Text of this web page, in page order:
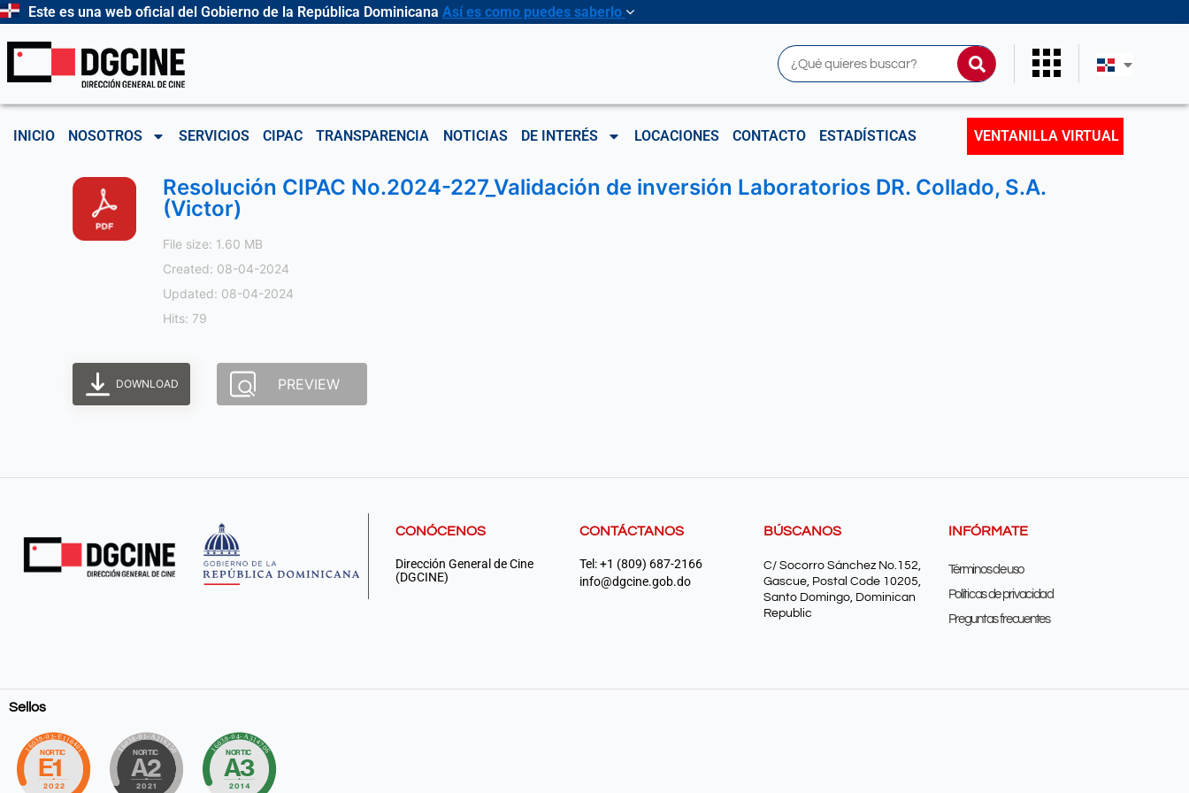
Ir
contenido
Este es una web oficial del Gobierno de la República Dominicana Así es como puedes saberlo
Buscar
INICIO NOSOTROS SERVICIOS CIPAC TRANSPARENCIA NOTICIAS DE INTERÉS LOCACIONES CONTACTO ESTADÍSTICAS VENTANILLA VIRTUAL
Resolución CIPAC No.2024-227_Validación de inversión Laboratorios DR. Collado, S.A.
(Victor)
File size: 1.60 MB
Created: 08-04-2024
Updated: 08-04-2024
Hits: 79
DOWNLOAD PREVIEW
CONÓCENOS
Dirección General de Cine
(DGCINE)
CONTÁCTANOS
Tel: +1 (809) 687-2166
info@dgcine.gob.do
BÚSCANOS
C/ Socorro Sánchez No.152,
Gascue, Postal Code 10205,
Santo Domingo, Dominican
Republic
INFÓRMATE
Términos de uso
Políticas de privacidad
Preguntas frecuentes
Sellos